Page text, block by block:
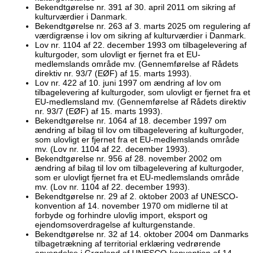
Bekendtgørelse nr. 391 af 30. april 2011 om sikring af
kulturværdier i Danmark.
Bekendtgørelse nr. 263 af 3. marts 2025 om regulering af
værdigrænse i lov om sikring af kulturværdier i Danmark.
Lov nr. 1104 af 22. december 1993 om tilbagelevering af
kulturgoder, som ulovligt er fjernet fra et EU-
medlemslands område mv. (Gennemførelse af Rådets
direktiv nr. 93/7 (EØF) af 15. marts 1993).
Lov nr. 422 af 10. juni 1997 om ændring af lov om
tilbagelevering af kulturgoder, som ulovligt er fjernet fra et
EU-medlemsland mv. (Gennemførelse af Rådets direktiv
nr. 93/7 (EØF) af 15. marts 1993).
Bekendtgørelse nr. 1064 af 18. december 1997 om
ændring af bilag til lov om tilbagelevering af kulturgoder,
som ulovligt er fjernet fra et EU-medlemslands område
mv. (Lov nr. 1104 af 22. december 1993).
Bekendtgørelse nr. 956 af 28. november 2002 om
ændring af bilag til lov om tilbagelevering af kulturgoder,
som er ulovligt fjernet fra et EU-medlemslands område
mv. (Lov nr. 1104 af 22. december 1993).
Bekendtgørelse nr. 29 af 2. oktober 2003 af UNESCO-
konvention af 14. november 1970 om midlerne til at
forbyde og forhindre ulovlig import, eksport og
ejendomsoverdragelse af kulturgenstande.
Bekendtgørelse nr. 32 af 14. oktober 2004 om Danmarks
tilbagetrækning af territorial erklæring vedrørende